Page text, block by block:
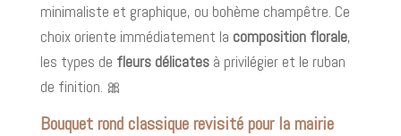
minimaliste et graphique, ou bohème champêtre. Ce
choix oriente immédiatement la composition florale,
les types de fleurs délicatesà privilégier et le ruban
de finition. 🎀
Bouquet rond classique revisité pour la mairie